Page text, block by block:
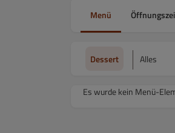
Menü
Dessert Alles
Es wurde kein Menü-